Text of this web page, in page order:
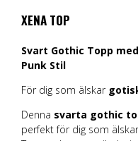
XENA TOP
Svart Gothic Topp
Punk Stil
För dig som älskar
Denna svarta gothic
perfekt för dig som